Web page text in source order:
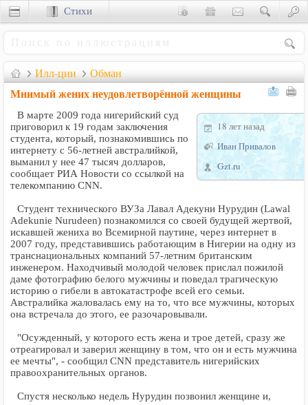
Илл-ции Обман
Мнимый жених неудовлетворённой женщины
18 лет назад
Иван Привалов
Gzt.ru
В марте 2009 года нигерийский суд
приговорил к 19 годам заключения
студента, который, познакомившись по
интернету с 56-летней австралийкой,
выманил у нее 47 тысяч долларов,
сообщает РИА Новости со ссылкой на
телекомпанию CNN.
Студент технического ВУЗа Лавал Адекуни Нурудин (Lawal
Adekunie Nurudeen) познакомился со своей будущей жертвой,
искавшей жениха во Всемирной паутине, через интернет в
2007 году, представившись работающим в Нигерии на одну из
транснациональных компаний 57-летним британским
инженером. Находчивый молодой человек прислал пожилой
даме фотографию белого мужчины и поведал трагическую
историю о гибели в автокатастрофе всей его семьи.
Австралийка жаловалась ему на то, что все мужчины, которых
она встречала до этого, ее разочаровывали.
"Осужденный, у которого есть жена и трое детей, сразу же
отреагировал и заверил женщину в том, что он и есть мужчина
ее мечты", - сообщил CNN представитель нигерийских
правоохранительных органов.
Спустя несколько недель Нурудин позвонил женщине и,
Стихи